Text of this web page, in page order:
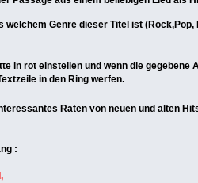
welchem Genre dieser Titel ist
in rot einstellen und wenn die
in den Ring werfen.
Raten von neuen und alten
: